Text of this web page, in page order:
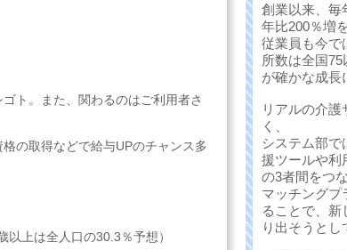
ト。また、関わるのはご利用者さ
の取得などで給与UPのチャンス多
上は全人口の30.3％予想）
創業以来、毎
年比200％増
従業員も今で
所数は全国
が確かな成長
リアルの介
く、
システム部で
援ツールや利
の3者間をつ
マッチングプ
ることで、新
り出そうとし